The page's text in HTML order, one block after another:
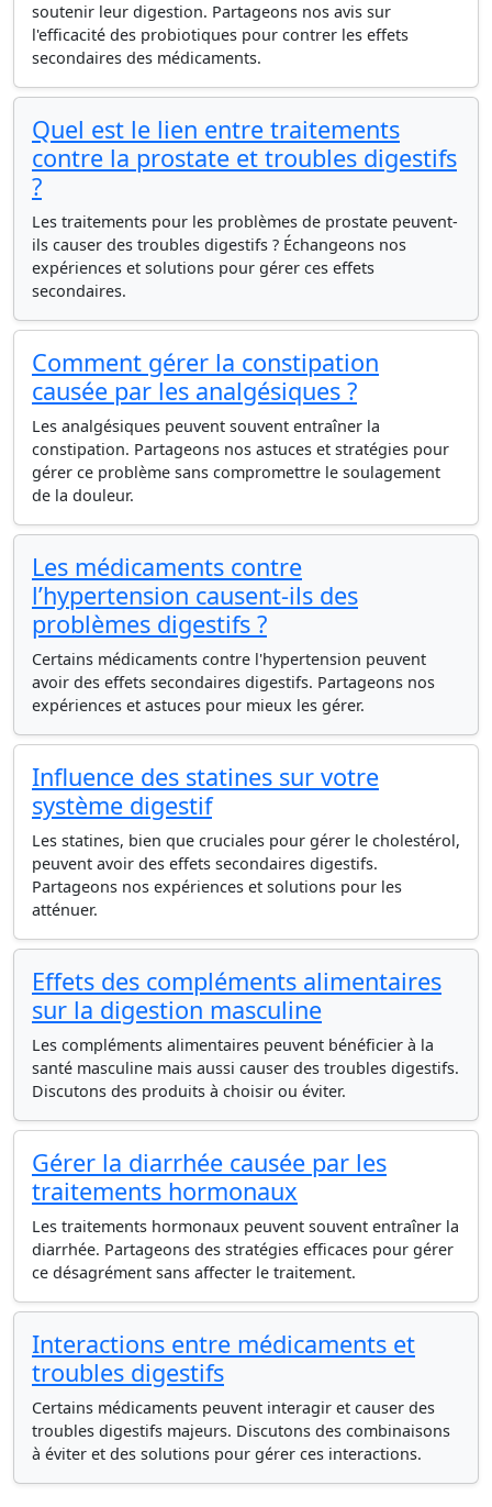
soutenir leur digestion. Partageons nos avis sur
l'efficacité des probiotiques pour contrer les effets
secondaires des médicaments.
Quel est le lien entre traitements
contre la prostate et troubles digestifs
?
Les traitements pour les problèmes de prostate peuvent-
ils causer des troubles digestifs ? Échangeons nos
expériences et solutions pour gérer ces effets
secondaires.
Comment gérer la constipation
causée par les analgésiques ?
Les analgésiques peuvent souvent entraîner la
constipation. Partageons nos astuces et stratégies pour
gérer ce problème sans compromettre le soulagement
de la douleur.
Les médicaments contre
l’hypertension causent-ils des
problèmes digestifs ?
Certains médicaments contre l'hypertension peuvent
avoir des effets secondaires digestifs. Partageons nos
expériences et astuces pour mieux les gérer.
Influence des statines sur votre
système digestif
Les statines, bien que cruciales pour gérer le cholestérol,
peuvent avoir des effets secondaires digestifs.
Partageons nos expériences et solutions pour les
atténuer.
Effets des compléments alimentaires
sur la digestion masculine
Les compléments alimentaires peuvent bénéficier à la
santé masculine mais aussi causer des troubles digestifs.
Discutons des produits à choisir ou éviter.
Gérer la diarrhée causée par les
traitements hormonaux
Les traitements hormonaux peuvent souvent entraîner la
diarrhée. Partageons des stratégies efficaces pour gérer
ce désagrément sans affecter le traitement.
Interactions entre médicaments et
troubles digestifs
Certains médicaments peuvent interagir et causer des
troubles digestifs majeurs. Discutons des combinaisons
à éviter et des solutions pour gérer ces interactions.